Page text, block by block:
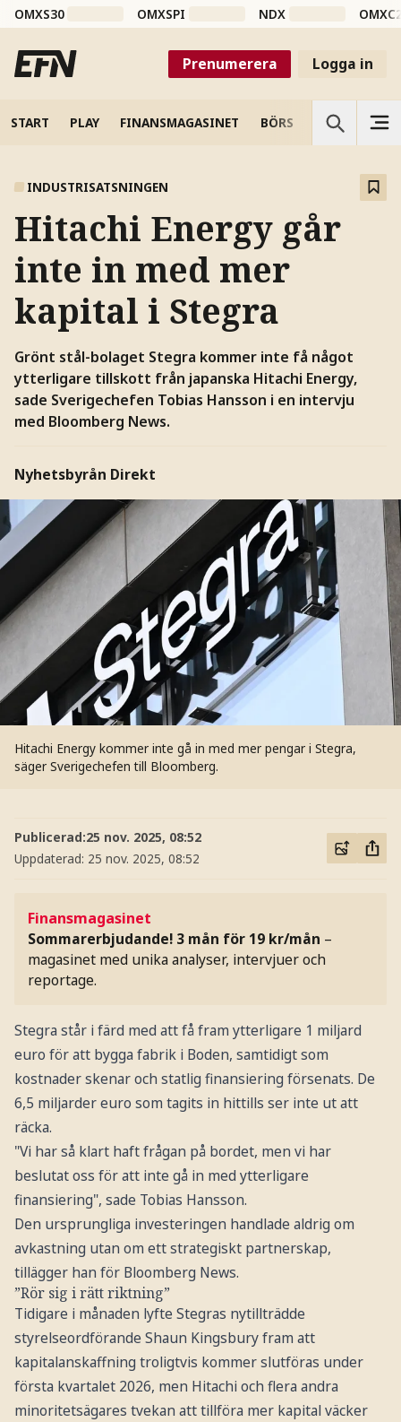
OMXS30 OMXSPI NDX
Prenumerera Logga in
START PLAY FINANSMAGASINET BÖRS VETENSKAP
INDUSTRISATSNINGEN
Hitachi Energy går
inte in med mer
kapital i Stegra
Grönt stål-bolaget Stegra kommer inte få något
ytterligare tillskott från japanska Hitachi Energy,
sade Sverigechefen Tobias Hansson i en intervju
med Bloomberg News.
Nyhetsbyrån Direkt
Hitachi Energy kommer inte gå in med mer pengar i Stegra,
säger Sverigechefen till Bloomberg.
Publicerad:25 nov. 2025, 08:52
Uppdaterad: 25 nov. 2025, 08:52
Finansmagasinet
Sommarerbjudande! 3 mån för 19 kr/mån –
magasinet med unika analyser, intervjuer och
reportage.
Stegra står i färd med att få fram ytterligare 1 miljard
euro för att bygga fabrik i Boden, samtidigt som
kostnader skenar och statlig finansiering försenats. De
6,5 miljarder euro som tagits in hittills ser inte ut att
räcka.
"Vi har så klart haft frågan på bordet, men vi har
beslutat oss för att inte gå in med ytterligare
finansiering", sade Tobias Hansson.
Den ursprungliga investeringen handlade aldrig om
avkastning utan om ett strategiskt partnerskap,
tillägger han för Bloomberg News.
”Rör sig i rätt riktning”
Tidigare i månaden lyfte Stegras nytillträdde
styrelseordförande Shaun Kingsbury fram att
kapitalanskaffning troligtvis kommer slutföras under
första kvartalet 2026, men Hitachi och flera andra
minoritetsägares tvekan att tillföra mer kapital väcker